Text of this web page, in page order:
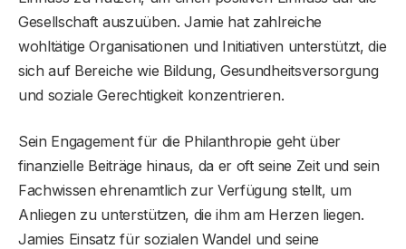
Gesellschaft auszuüben. Jamie hat zahlreiche
wohltätige Organisationen und Initiativen unterstützt, die
sich auf Bereiche wie Bildung, Gesundheitsversorgung
und soziale Gerechtigkeit konzentrieren.
Sein Engagement für die Philanthropie geht über
finanzielle Beiträge hinaus, da er oft seine Zeit und sein
Fachwissen ehrenamtlich zur Verfügung stellt, um
Anliegen zu unterstützen, die ihm am Herzen liegen.
Jamies Einsatz für sozialen Wandel und seine